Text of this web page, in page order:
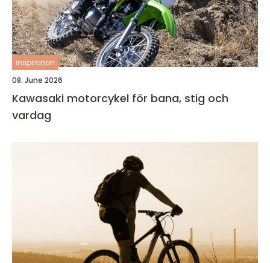
inspiration
08. June 2026
Kawasaki motorcykel för bana, stig och
vardag